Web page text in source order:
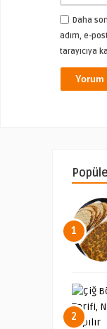
Daha
adım, e-
tarayıcıya
1
2